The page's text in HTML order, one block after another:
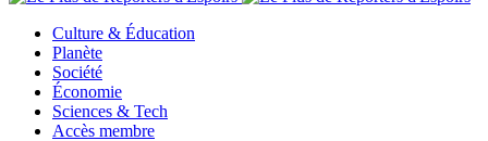
Culture & Éducation
Planète
Société
Économie
Sciences & Tech
Accès membre